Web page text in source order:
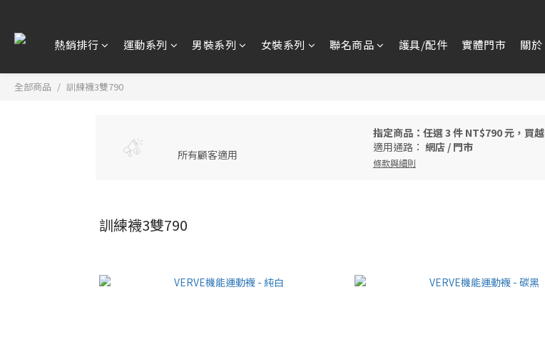
熱銷排行 運動系列 男裝系列 女裝系列 聯名商品 護具/配件 實體門市 關於
全部商品 訓練襪3雙790
所有顧客適用
指定商品：任選 3 件 NT$790 元，買越
適用通路： 網店 / 門市
條款與細則
訓練襪3雙790